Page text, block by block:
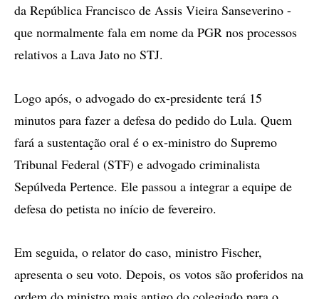
da República Francisco de Assis Vieira Sanseverino -
que normalmente fala em nome da PGR nos processos
relativos a Lava Jato no STJ.
Logo após, o advogado do ex-presidente terá 15
minutos para fazer a defesa do pedido do Lula. Quem
fará a sustentação oral é o ex-ministro do Supremo
Tribunal Federal (STF) e advogado criminalista
Sepúlveda Pertence. Ele passou a integrar a equipe de
defesa do petista no início de fevereiro.
Em seguida, o relator do caso, ministro Fischer,
apresenta o seu voto. Depois, os votos são proferidos na